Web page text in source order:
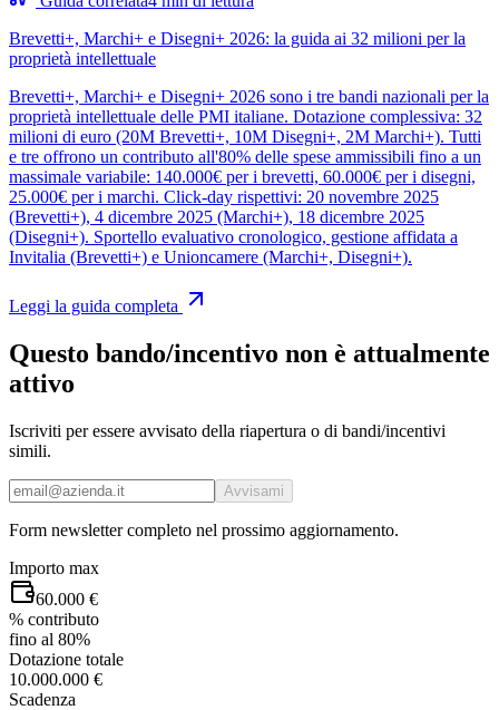
Brevetti+, Marchi+ e Disegni+ 2026: la guida ai 32 milioni per la
proprietà intellettuale
Brevetti+, Marchi+ e Disegni+ 2026 sono i tre bandi nazionali per la
proprietà intellettuale delle PMI italiane. Dotazione complessiva: 32
milioni di euro (20M Brevetti+, 10M Disegni+, 2M Marchi+). Tutti
e tre offrono un contributo all'80% delle spese ammissibili fino a un
massimale variabile: 140.000€ per i brevetti, 60.000€ per i disegni,
25.000€ per i marchi. Click-day rispettivi: 20 novembre 2025
(Brevetti+), 4 dicembre 2025 (Marchi+), 18 dicembre 2025
(Disegni+). Sportello evaluativo cronologico, gestione affidata a
Invitalia (Brevetti+) e Unioncamere (Marchi+, Disegni+).
Leggi la guida completa
Questo bando/incentivo non è attualmente
attivo
Iscriviti per essere avvisato della riapertura o di bandi/incentivi
simili.
Avvisami
Form newsletter completo nel prossimo aggiornamento.
Importo max
60.000 €
% contributo
fino al 80%
Dotazione totale
10.000.000 €
Scadenza